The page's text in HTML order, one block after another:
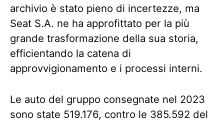
archivio è stato pieno di incertezze, ma
Seat S.A. ne ha approfittato per la più
grande trasformazione della sua storia,
efficientando la catena di
approvvigionamento e i processi interni.
Le auto del gruppo consegnate nel 2023
sono state 519.176, contro le 385.592 del